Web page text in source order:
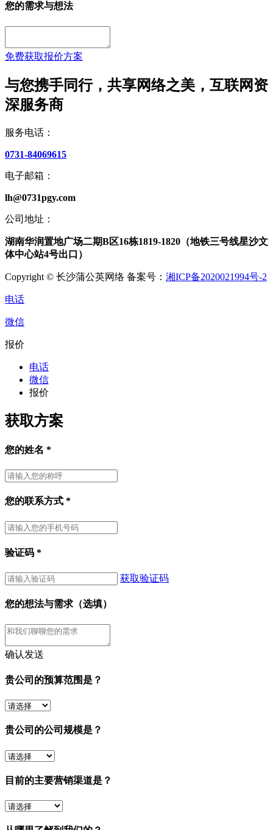
您的需求与想法
免费获取报价方案
与您携手同行，共享网络之美，互联网资
深服务商
服务电话：
0731-84069615
电子邮箱：
lh@0731pgy.com
公司地址：
湖南华润置地广场二期B区16栋1819-1820（地铁三号线星沙文
体中心站4号出口）
Copyright © 长沙蒲公英网络 备案号： 湘ICP备2020021994号-2
电话
微信
报价
电话
微信
报价
获取方案
您的姓名 *
您的联系方式 *
验证码 *
获取验证码
您的想法与需求（选填）
确认发送
贵公司的预算范围是？
贵公司的公司规模是？
目前的主要营销渠道是？